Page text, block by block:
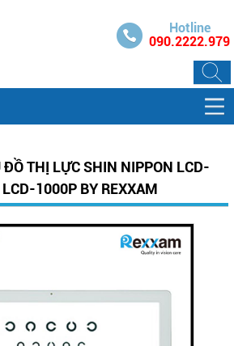
Hotline
090.2222.979
THỊ LỰC SHIN NIPPON LCD-
1000P BY REXXAM